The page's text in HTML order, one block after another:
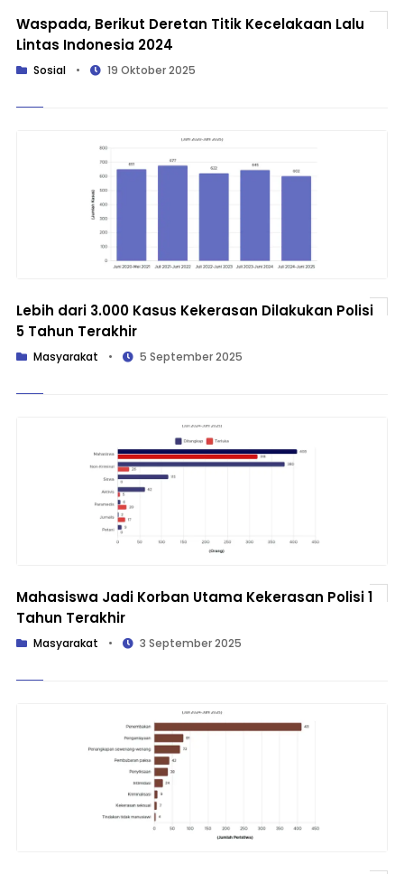
Waspada, Berikut Deretan Titik Kecelakaan Lalu
Lintas Indonesia 2024
Sosial • 19 Oktober 2025
Lebih dari 3.000 Kasus Kekerasan Dilakukan Polisi
5 Tahun Terakhir
Masyarakat • 5 September 2025
Mahasiswa Jadi Korban Utama Kekerasan Polisi 1
Tahun Terakhir
Masyarakat • 3 September 2025